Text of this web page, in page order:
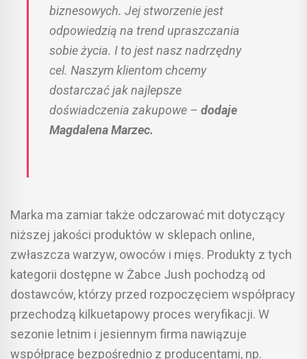
biznesowych. Jej stworzenie jest
odpowiedzią na trend upraszczania
sobie życia. I to jest nasz nadrzędny
cel. Naszym klientom chcemy
dostarczać jak najlepsze
doświadczenia zakupowe – dodaje
Magdalena Marzec.
Marka ma zamiar także odczarować mit dotyczący
niższej jakości produktów w sklepach online,
zwłaszcza warzyw, owoców i mięs. Produkty z tych
kategorii dostępne w Żabce Jush pochodzą od
dostawców, którzy przed rozpoczęciem współpracy
przechodzą kilkuetapowy proces weryfikacji. W
sezonie letnim i jesiennym firma nawiązuje
współpracę bezpośrednio z producentami, np.